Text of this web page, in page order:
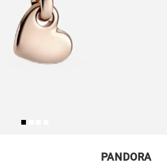
PANDORA